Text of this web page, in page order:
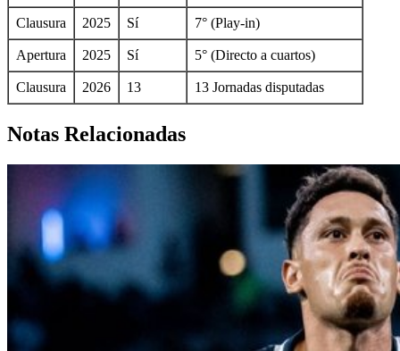
Clausura 2025 Sí 7° (Play-in)
Apertura 2025 Sí 5° (Directo a cuartos)
Clausura 2026 13 13 Jornadas disputadas
Notas Relacionadas